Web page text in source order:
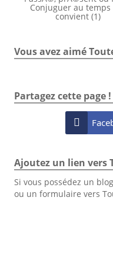
Conjuguer au temps
convient (1)
Vous avez aimé
Partagez cette page !

Ajoutez un lien vers
Si vous possédez un
ou un formulaire vers